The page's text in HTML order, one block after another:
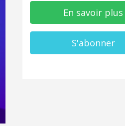
En savoir plus
S'abonner